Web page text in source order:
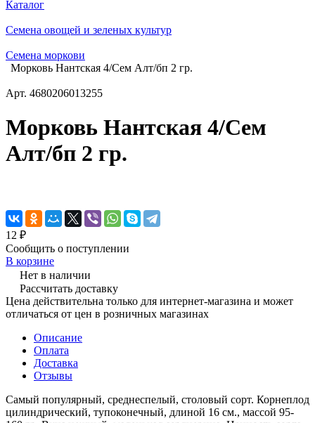
Каталог
Семена овощей и зеленых культур
Семена моркови
Морковь Нантская 4/Сем Алт/бп 2 гр.
Арт. 4680206013255
Морковь Нантская 4/Сем
Алт/бп 2 гр.
12 ₽
Сообщить о поступлении
В корзине
Нет в наличии
Рассчитать доставку
Цена действительна только для интернет-магазина и может
отличаться от цен в розничных магазинах
Описание
Оплата
Доставка
Отзывы
Самый популярный, среднеспелый, столовый сорт. Корнеплод
цилиндрический, тупоконечный, длиной 16 см., массой 95-